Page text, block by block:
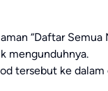
“Daftar Semua
mengunduhnya.
tersebut ke dalam